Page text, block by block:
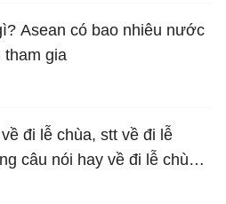
Asean có bao nhiêu nước
tham gia
đi lễ chùa, stt về đi lễ
câu nói hay về đi lễ chùa